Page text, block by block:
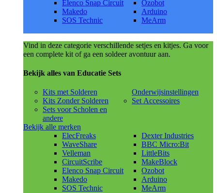
Elenco Snap Circuit
Makedo
SOS Technic
Ozobot
Arduino
MeArm
Vind in deze categorie verschillende setjes en kitjes. Ga voor
een complete kit of ga een soldeer avontuur aan.
Bekijk alles van Educatie Sets
Kits met Solderen
Kits Zonder Solderen
Sets voor Scholen en
andere
Onderwijsinstellingen
Set Accessoires
Bekijk alle merken
ElecFreaks
WaveShare
Velleman
CircuitScribe
Elenco Snap Circuit
Makedo
SOS Technic
Dexter Industries
BBC Micro:Bit
LittleBits
MakeBlock
Ozobot
Arduino
MeArm